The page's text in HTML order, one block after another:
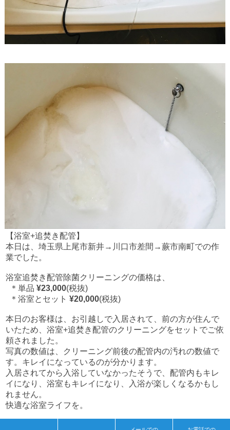
【浴室+追焚き配管】
本日は、埼玉県上尾市新井→ 川口市差間 →蕨市南町での作
業でした。
浴室追焚き配管除菌クリーニングの価格は、
＊単品 ¥23,000(税抜)
＊浴室とセット ¥20,000(税抜)
本日のお客様は、お引越しで入居されて、前の方が住んで
いたため、浴室+追焚き配管のクリーニングをセットでご依
頼されました。
写真の数値は、クリーニング前後の配管内の汚れの数値で
す。キレイになっているのが分かります。
入居されてから入浴していなかったそうで、配管内もキレ
イになり、浴室もキレイになり、入浴が楽しくなるかもし
れません。
快適な浴室ライフを。